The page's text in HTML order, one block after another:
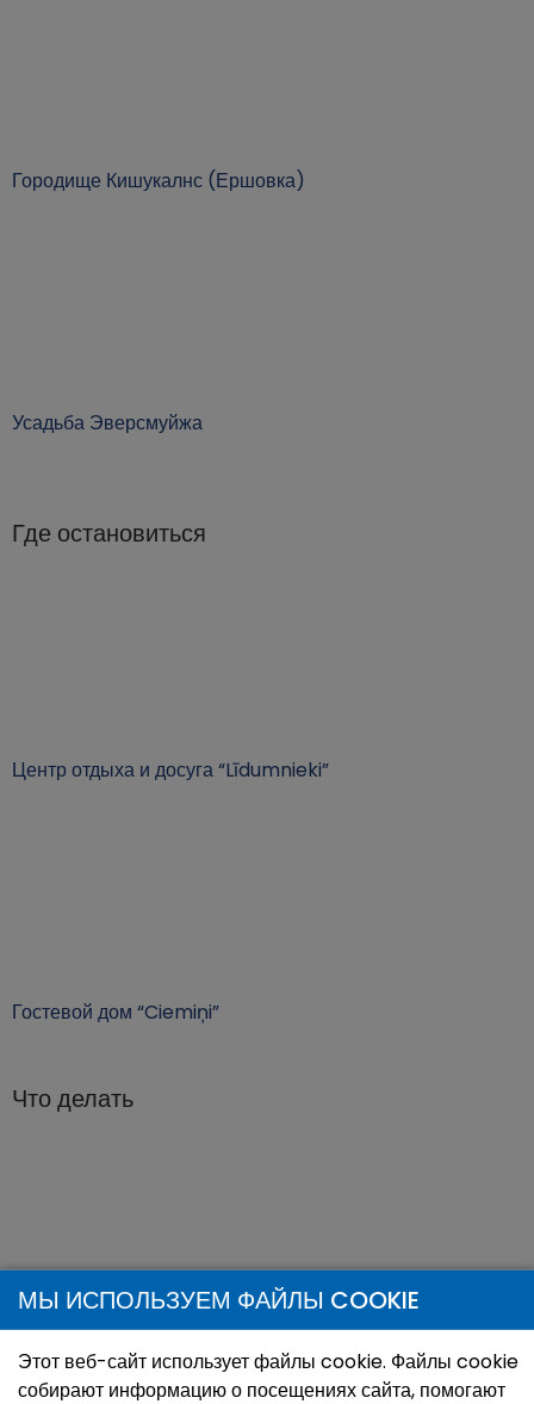
Городище Кишукалнс (Ершовка)
Усадьба Эверсмуйжа
Где остановиться
Центр отдыха и досуга “Līdumnieki”
Гостевой дом “Ciemiņi”
Что делать
Веломаршрут Нр. 792 «Цыбла и окрестности»
МЫ ИСПОЛЬЗУЕМ ФАЙЛЫ COOKIE
Этот веб-сайт использует файлы cookie. Файлы cookie
собирают информацию о посещениях сайта, помогают